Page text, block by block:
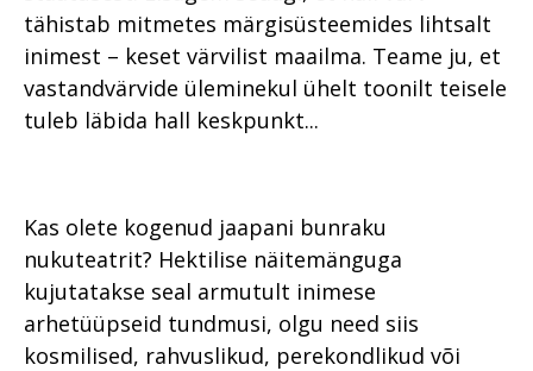
tähistab mitmetes märgisüsteemides lihtsalt
inimest – keset värvilist maailma. Teame ju, et
vastandvärvide üleminekul ühelt toonilt teisele
tuleb läbida hall keskpunkt...
Kas olete kogenud jaapani bunraku
nukuteatrit? Hektilise näitemänguga
kujutatakse seal armutult inimese
arhetüüpseid tundmusi, olgu need siis
kosmilised, rahvuslikud, perekondlikud või